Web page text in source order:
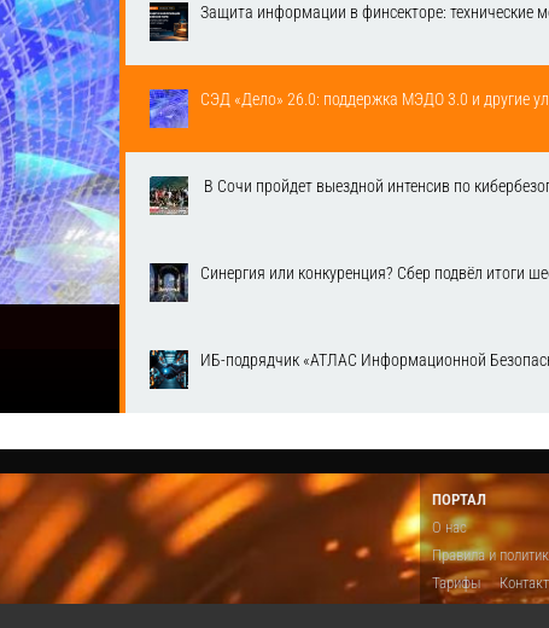
Защита информации в финсекторе: технические
СЭД «Дело» 26.0: поддержка МЭДО 3.0 и другие
В Сочи пройдет выездной интенсив по
Синергия или конкуренция? Сбер подвёл итоги
ИБ-подрядчик «АТЛАС Информационной
ПОРТАЛ
О нас
Правила и
Тарифы
Предложить